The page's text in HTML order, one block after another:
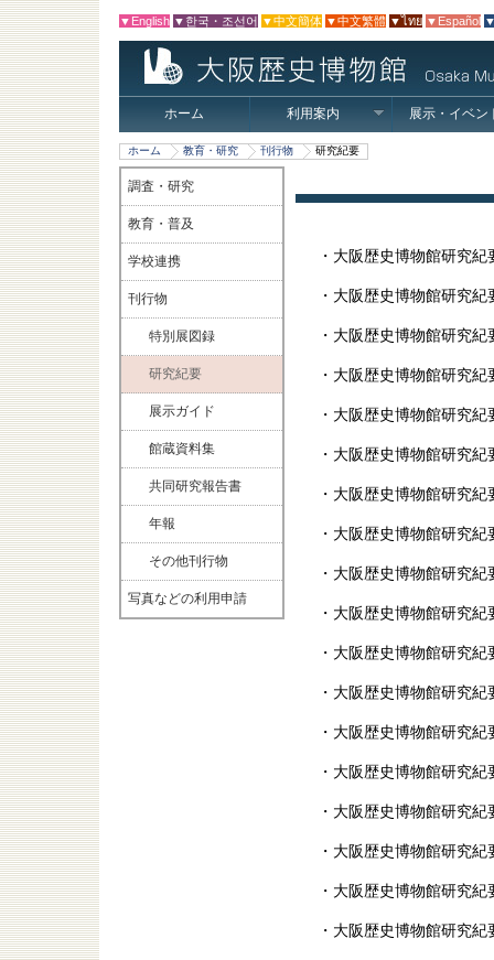
▼English ▼한국・조선어 ▼中文簡体 ▼中文繁體 ▼ไทย ▼Español
ホーム 利用案内 展示・イベン
ホーム 教育・研究 刊行物 研究紀要
調査・研究
教育・普及
学校連携
刊行物
特別展図録
研究紀要
展示ガイド
館蔵資料集
共同研究報告書
年報
その他刊行物
写真などの利用申請
・大阪歴史博物館研究
・大阪歴史博物館研究
・大阪歴史博物館研究
・大阪歴史博物館研究
・大阪歴史博物館研究
・大阪歴史博物館研究
・大阪歴史博物館研究
・大阪歴史博物館研究
・大阪歴史博物館研究
・大阪歴史博物館研究
・大阪歴史博物館研究
・大阪歴史博物館研究
・大阪歴史博物館研究
・大阪歴史博物館研究
・大阪歴史博物館研究
・大阪歴史博物館研究
・大阪歴史博物館研究
・大阪歴史博物館研究